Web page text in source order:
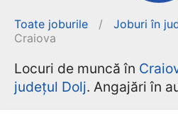
Toate joburile / Joburi în
Craiova
Locuri de muncă în
județul Dolj. Angajări în